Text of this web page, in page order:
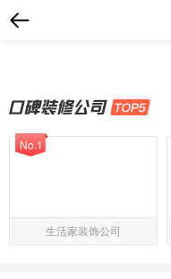
生活家装饰公司
No.1